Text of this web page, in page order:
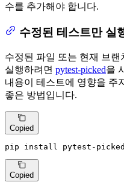
수를 추가해야 합니다.
수정된 테스트만 실
수정된 파일 또는 현재 브
실행하려면 pytest-picked을
내용이 테스트에 영향을 주
좋은 방법입니다.
Copied
pip install pytest-picked
Copied